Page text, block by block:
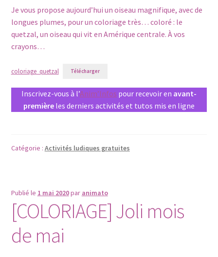
Je vous propose aujourd’hui un oiseau magnifique, avec de
longues plumes, pour un coloriage très… coloré : le
quetzal, un oiseau qui vit en Amérique centrale. À vos
crayons…
coloriage_quetzal Télécharger
Inscrivez-vous à l’Anim’Infos pour recevoir en avant-
première les derniers activités et tutos mis en ligne
Catégorie : Activités ludiques gratuites
Publié le 1 mai 2020par animato
[COLORIAGE] Joli mois
de mai